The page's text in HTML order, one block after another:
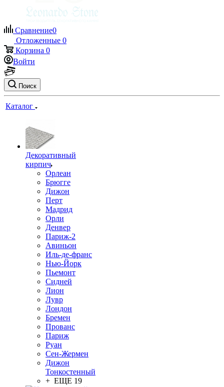
Сравнение0
Отложенные 0
Корзина 0
Войти
Поиск
Каталог
Декоративный
кирпич
Орлеан
Брюгге
Дижон
Перт
Мадрид
Орли
Денвер
Париж-2
Авиньон
Иль-де-франс
Нью-Йорк
Пьемонт
Сидней
Лион
Лувр
Лондон
Бремен
Прованс
Париж
Руан
Сен-Жермен
Дижон
Тонкостенный
+ ЕЩЕ 19